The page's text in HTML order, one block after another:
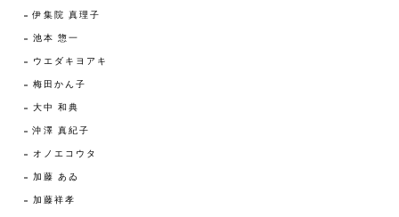
伊集院 真理子
池本 惣一
ウエダキヨアキ
梅田かん子
大中 和典
沖澤 真紀子
オノエコウタ
加藤 あゐ
加藤祥孝